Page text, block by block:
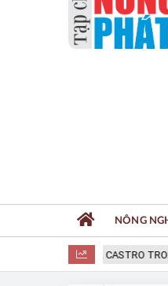
FIDEL CASTRO
NÔNG